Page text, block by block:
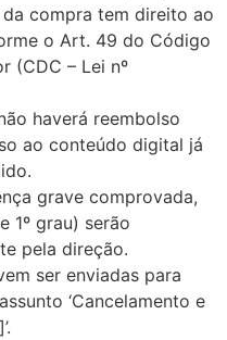
compra tem direito ao
o Art. 49 do Código
(CDC – Lei nº
haverá reembolso
ao conteúdo digital já
grave comprovada,
1º grau) serão
pela direção.
ser enviadas para
‘Cancelamento e